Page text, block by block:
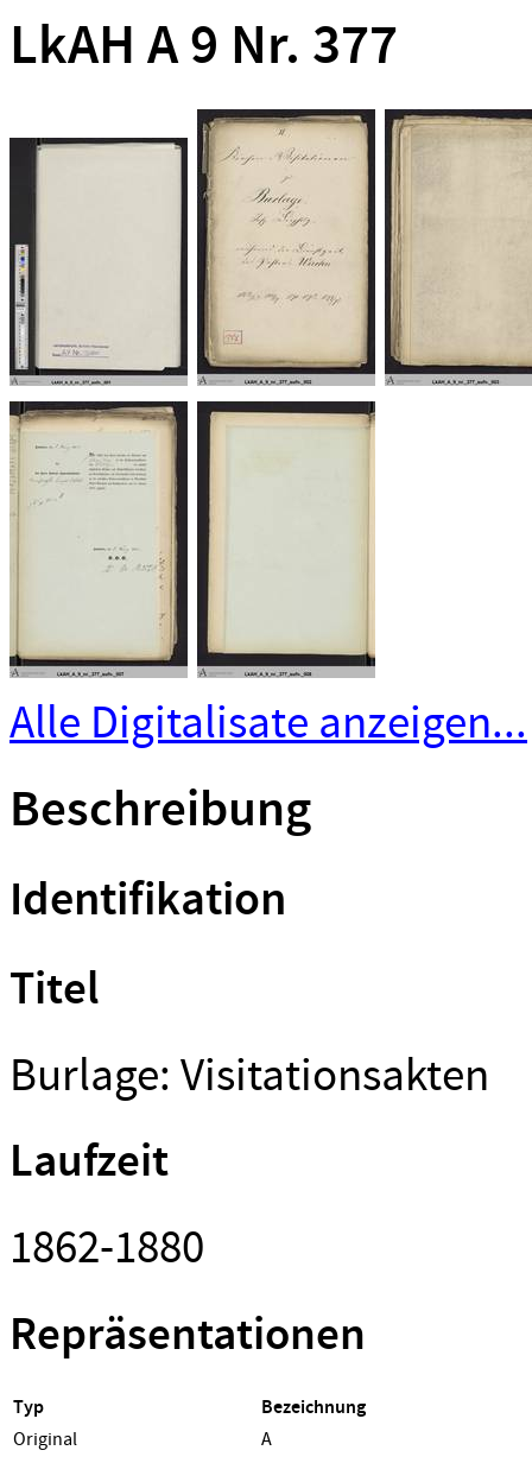
LkAH A 9 Nr. 377
Alle Digitalisate anzeigen...
Beschreibung
Identifikation
Titel
Burlage: Visitationsakten
Laufzeit
1862-1880
Repräsentationen
Typ Bezeichnung
Original A